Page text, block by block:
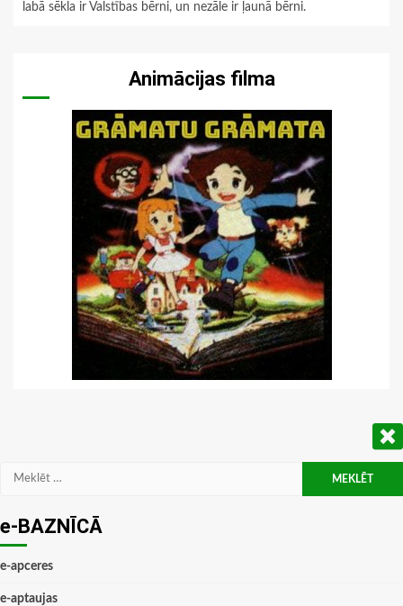
labā sēkla ir Valstības bērni, un nezāle ir ļaunā bērni.
Animācijas filma
Meklēt:
e-BAZNĪCĀ
e-apceres
e-aptaujas